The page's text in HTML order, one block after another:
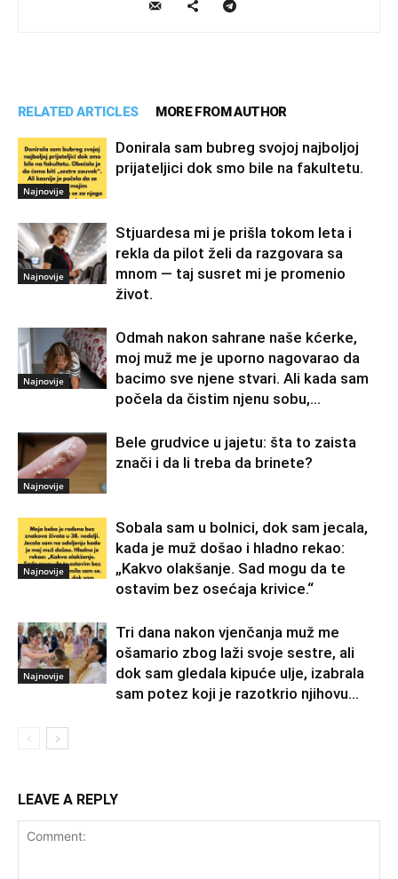
RELATED ARTICLES MORE FROM AUTHOR
Najnovije
Donirala sam bubreg svojoj najboljoj
prijateljici dok smo bile na fakultetu.
Najnovije
Stjuardesa mi je prišla tokom leta i
rekla da pilot želi da razgovara sa
mnom — taj susret mi je promenio
život.
Najnovije
Odmah nakon sahrane naše kćerke,
moj muž me je uporno nagovarao da
bacimo sve njene stvari. Ali kada sam
počela da čistim njenu sobu,...
Najnovije
Bele grudvice u jajetu: šta to zaista
znači i da li treba da brinete?
Najnovije
Sobala sam u bolnici, dok sam jecala,
kada je muž došao i hladno rekao:
„Kakvo olakšanje. Sad mogu da te
ostavim bez osećaja krivice.“
Najnovije
Tri dana nakon vjenčanja muž me
ošamario zbog laži svoje sestre, ali
dok sam gledala kipuće ulje, izabrala
sam potez koji je razotkrio njihovu...
LEAVE A REPLY